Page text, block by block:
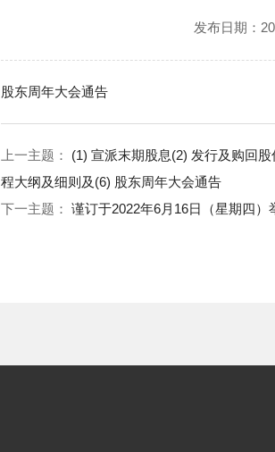
发布日期：
股东周年大会通告
上一主题： (1) 宣派末期股息(2) 发行及购回
程大纲及细则及(6) 股东周年大会通告
下一主题：谨订于2022年6月16日（星期四